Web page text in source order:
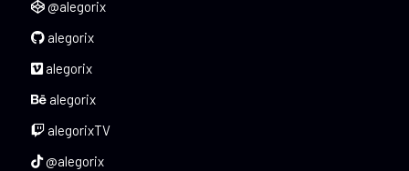
@alegorix
alegorix
alegorix
alegorix
alegorixTV
@alegorix